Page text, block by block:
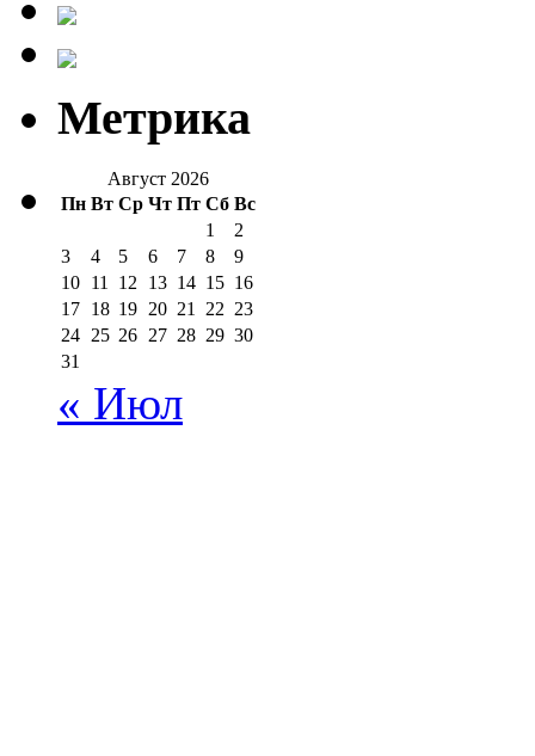
Метрика
Август 2026
Пн Вт Ср Чт Пт Сб Вс
1
2
3
4 5 6 7 8
9
10 11 12 13 14 15 16
17 18 19 20 21 22 23
24 25 26 27 28 29 30
31
« Июл